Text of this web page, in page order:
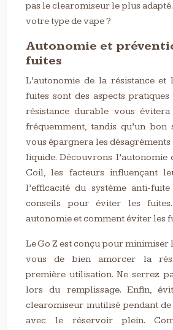
pas le clearomiseur le plus
votre type de vape ?
Autonomie et
fuites
L’autonomie de la résistance et
fuites sont des aspects pratiques
résistance durable vous
fréquemment, tandis qu’un bon
vous épargnera les désagréments
liquide. Découvrons l’autonomie
Coil, les facteurs influençant
l’efficacité du système anti-
conseils pour éviter les
autonomie et comment éviter les
Le Go Z est conçu pour minimiser
vous de bien amorcer la
première utilisation. Ne serrez
lors du remplissage. Enfin,
clearomiseur inutilisé pendant
avec le réservoir plein.